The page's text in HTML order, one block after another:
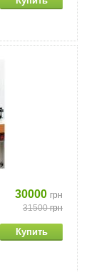
30000 грн
31500грн